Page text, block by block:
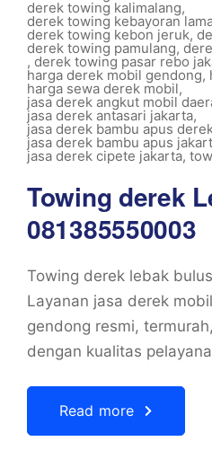
derek towing kalimalang,
derek towing kebayoran
derek towing kebon jeruk,
derek towing pamulang,
, derek towing pasar rebo
harga derek mobil gendong,
harga sewa derek mobil,
jasa derek angkut mobil
jasa derek antasari jakarta,
jasa derek bambu apus
jasa derek bambu apus
jasa derek cipete jakarta,
Towing derek
081385550003
Towing derek lebak
Layanan jasa derek
gendong resmi,
dengan kualitas
Read more